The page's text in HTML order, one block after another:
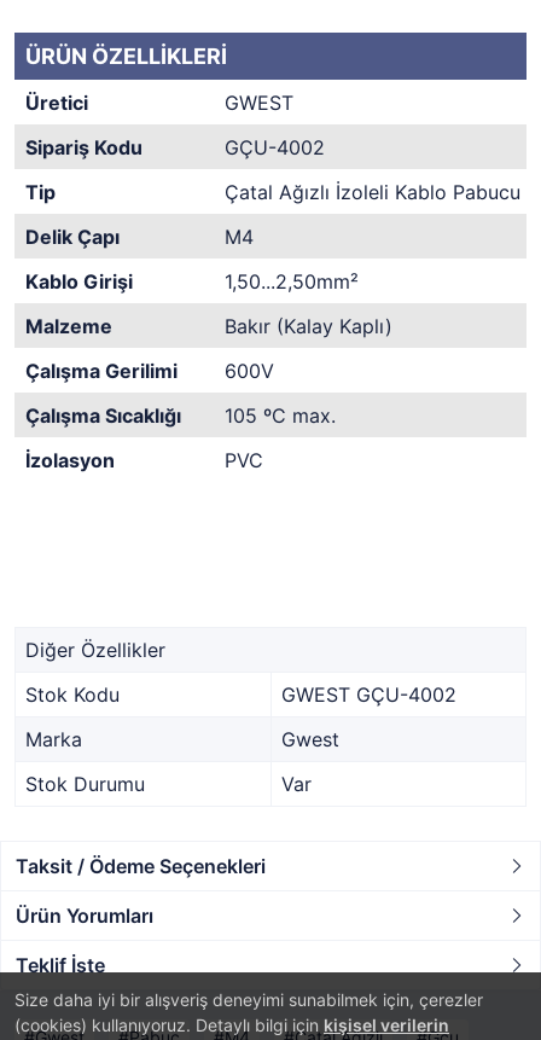
Size daha iyi bir alışveriş deneyimi sunabilmek için, çerezler
(cookies) kullanıyoruz. Detaylı bilgi için kişisel verilerin
ÜRÜN ÖZELLİKLERİ
Üretici
GWEST
Sipariş Kodu
GÇU-4002
Tip
Çatal Ağızlı İzoleli Kablo Pabucu
Delik Çapı
M4
Kablo Girişi
1,50...2,50mm²
Malzeme
Bakır (Kalay Kaplı)
Çalışma Gerilimi
600V
Çalışma Sıcaklığı
105 ºC max.
İzolasyon
PVC
Diğer Özellikler
Stok Kodu
GWEST GÇU-4002
Marka
Gwest
Stok Durumu
Var
Taksit / Ödeme Seçenekleri
Ürün Yorumları
Teklif İste